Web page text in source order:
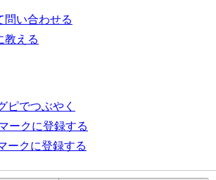
問い合わせる
教える
ピでつぶやく
ークに登録する
ークに登録する